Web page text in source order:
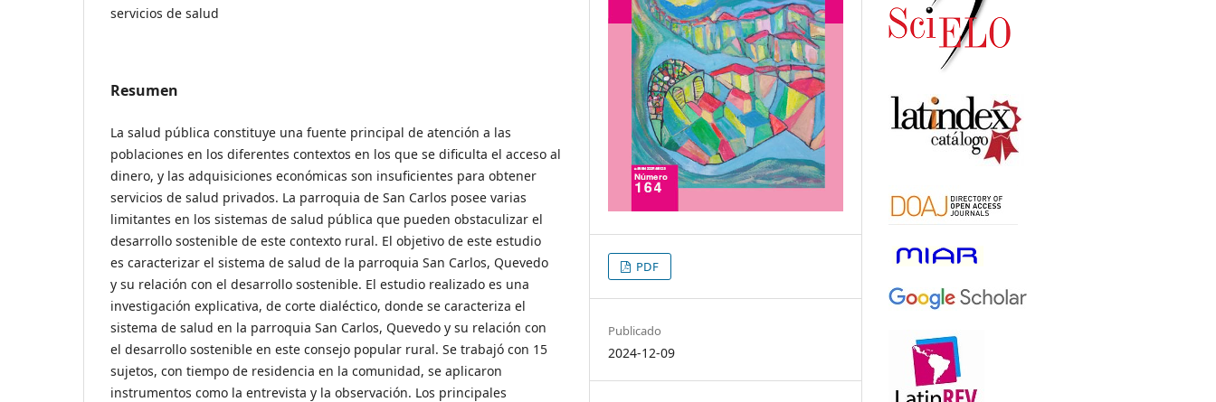
servicios de salud
Resumen
La salud pública constituye una fuente principal de atención a las
poblaciones en los diferentes contextos en los que se dificulta el acceso al
dinero, y las adquisiciones económicas son insuficientes para obtener
servicios de salud privados. La parroquia de San Carlos posee varias
limitantes en los sistemas de salud pública que pueden obstaculizar el
desarrollo sostenible de este contexto rural. El objetivo de este estudio
es caracterizar el sistema de salud de la parroquia San Carlos, Quevedo
y su relación con el desarrollo sostenible. El estudio realizado es una
investigación explicativa, de corte dialéctico, donde se caracteriza el
sistema de salud en la parroquia San Carlos, Quevedo y su relación con
el desarrollo sostenible en este consejo popular rural. Se trabajó con 15
sujetos, con tiempo de residencia en la comunidad, se aplicaron
instrumentos como la entrevista y la observación. Los principales
PDF
Publicado
2024-12-09